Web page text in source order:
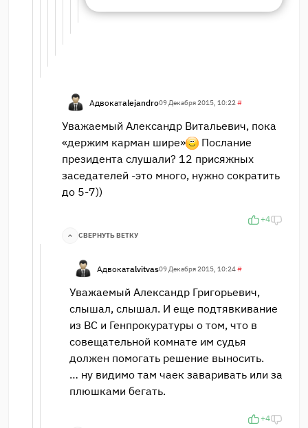
Адвокатalejandro09 Декабря 2015, 10:22#
Уважаемый Александр Витальевич, пока
«держим карман шире»
Послание
президента слушали? 12 присяжных
заседателей -это много, нужно сократить
до 5-7))
+4
СВЕРНУТЬ ВЕТКУ
Адвокатalvitvas09 Декабря 2015, 10:24#
Уважаемый Александр Григорьевич,
слышал, слышал. И еще подтявкивание
из ВС и Генпрокуратуры о том, что в
совещательной комнате им судья
должен помогать решение выносить.
… ну видимо там чаек заваривать или за
плюшками бегать.
+4